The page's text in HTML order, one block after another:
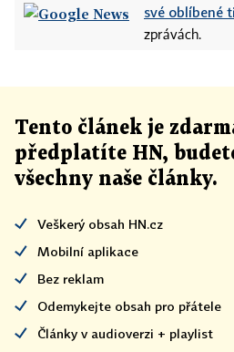
své oblíbené
zprávách.
Tento článek je
předplatíte HN,
všechny naše články.
Veškerý obsah HN.cz
Mobilní aplikace
Bez reklam
Odemykejte obsah pro přátele
Články v audioverzi + playlist